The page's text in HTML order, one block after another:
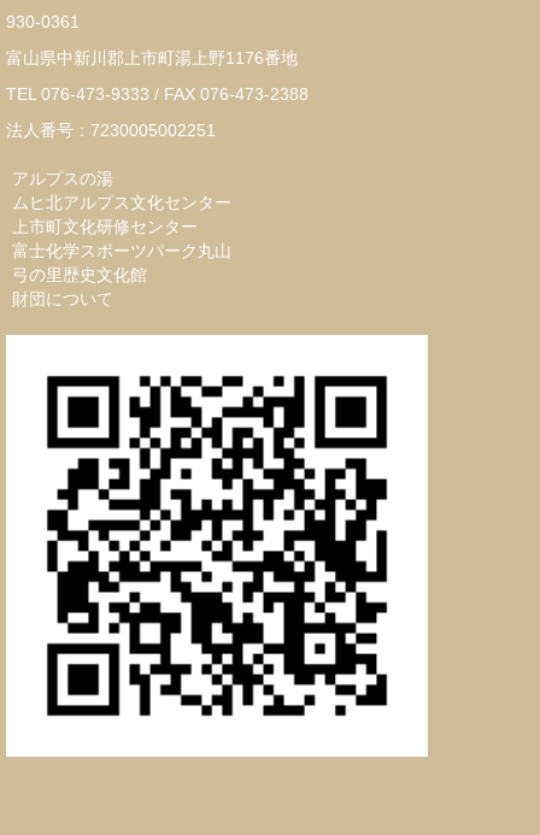
930-0361
富山県中新川郡上市町湯上野1176番地
TEL 076-473-9333 / FAX 076-473-2388
法人番号：7230005002251
アルプスの湯
ムヒ北アルプス文化センター
上市町文化研修センター
富士化学スポーツパーク丸山
弓の里歴史文化館
財団について